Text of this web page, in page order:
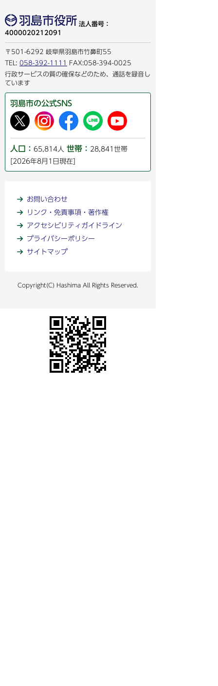
法人番号：
4000020212091
〒501-6292 岐阜県羽島市竹鼻町55
TEL: 058-392-1111
FAX:058-394-0025
行政サービスの質の確保などのため、通話を録音し
ています
羽島市の公式SNS
人口： 65,814人 世帯： 28,841世帯
[2026年8月1日現在]
お問い合わせ
リンク・免責事項・著作権
アクセシビリティガイドライン
プライバシーポリシー
サイトマップ
Copyright(C) Hashima All Rights Reserved.